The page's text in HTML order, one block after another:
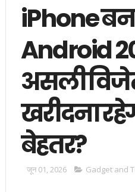
iPhone
Android
असली
खरीदना
बेहतर?
जून 01, 2026 Gadget and